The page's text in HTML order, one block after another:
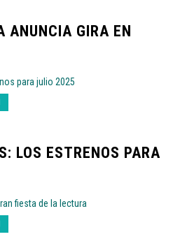
ANUNCIA GIRA EN
LOS ESTRENOS PARA